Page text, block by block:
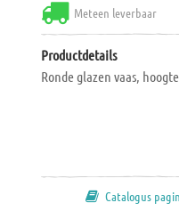
Meteen leverbaar
Productdetails
Ronde glazen vaas,
Catalogus